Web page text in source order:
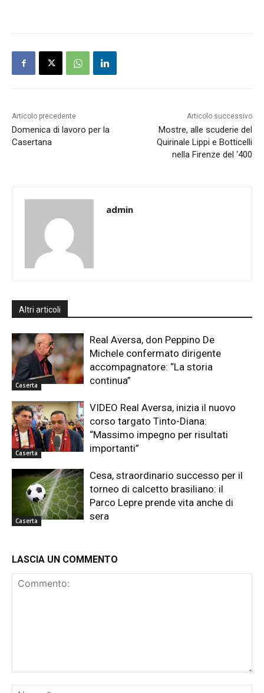
Articolo precedente
Domenica di lavoro per la
Casertana
Articolo successivo
Mostre, alle scuderie del
Quirinale Lippi e Botticelli
nella Firenze del ‘400
admin
Altri articoli
Caserta
Real Aversa, don Peppino De
Michele confermato dirigente
accompagnatore: “La storia
continua”
Caserta
VIDEO Real Aversa, inizia il nuovo
corso targato Tinto-Diana:
“Massimo impegno per risultati
importanti”
Caserta
Cesa, straordinario successo per il
torneo di calcetto brasiliano: il
Parco Lepre prende vita anche di
sera
LASCIA UN COMMENTO